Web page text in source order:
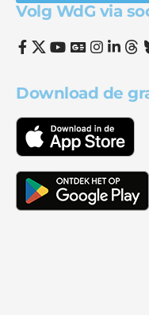
Volg WdG via
Download de